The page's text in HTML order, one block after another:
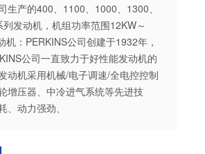
生产的400、1100、1000、1300、
发动机，机组功率范围12KW～
机：PERKINS公司创建于1932年，
公司一直致力于好性能发动机的
动机采用机械/电子调速/全电控控制
增压器、中冷进气系统等先进技
、动力强劲、